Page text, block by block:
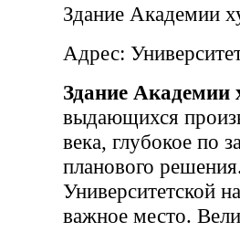
Здание Академии
Адрес:
Здание Академии
выдающихся
века, глубокое по
планового
Университетской
важное место.